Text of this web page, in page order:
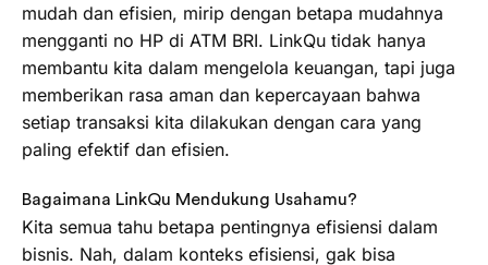
mudah dan efisien, mirip dengan betapa mudahnya
mengganti no HP di ATM BRI. LinkQu tidak hanya
membantu kita dalam mengelola keuangan, tapi juga
memberikan rasa aman dan kepercayaan bahwa
setiap transaksi kita dilakukan dengan cara yang
paling efektif dan efisien.
Bagaimana LinkQu Mendukung Usahamu?
Kita semua tahu betapa pentingnya efisiensi dalam
bisnis. Nah, dalam konteks efisiensi, gak bisa